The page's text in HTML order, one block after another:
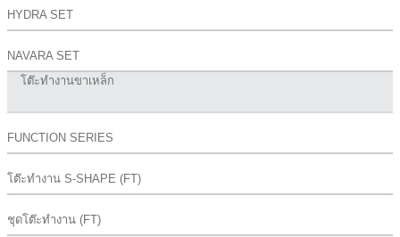
HYDRA SET
NAVARA SET
โต๊ะทำงานขาเหล็ก
FUNCTION SERIES
โต๊ะทำงาน S-SHAPE (FT)
ชุดโต๊ะทำงาน (FT)